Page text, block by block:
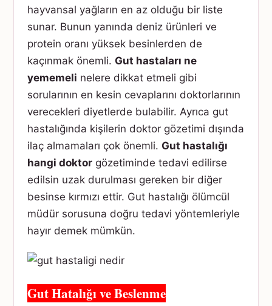
hayvansal yağların en az olduğu bir liste
sunar. Bunun yanında deniz ürünleri ve
protein oranı yüksek besinlerden de
kaçınmak önemli. Gut hastaları ne
yememeli nelere dikkat etmeli gibi
sorularının en kesin cevaplarını doktorlarının
verecekleri diyetlerde bulabilir. Ayrıca gut
hastalığında kişilerin doktor gözetimi dışında
ilaç almamaları çok önemli. Gut hastalığı
hangi doktor gözetiminde tedavi edilirse
edilsin uzak durulması gereken bir diğer
besinse kırmızı ettir. Gut hastalığı ölümcül
müdür sorusuna doğru tedavi yöntemleriyle
hayır demek mümkün.
Gut Hatalığı ve Beslenme